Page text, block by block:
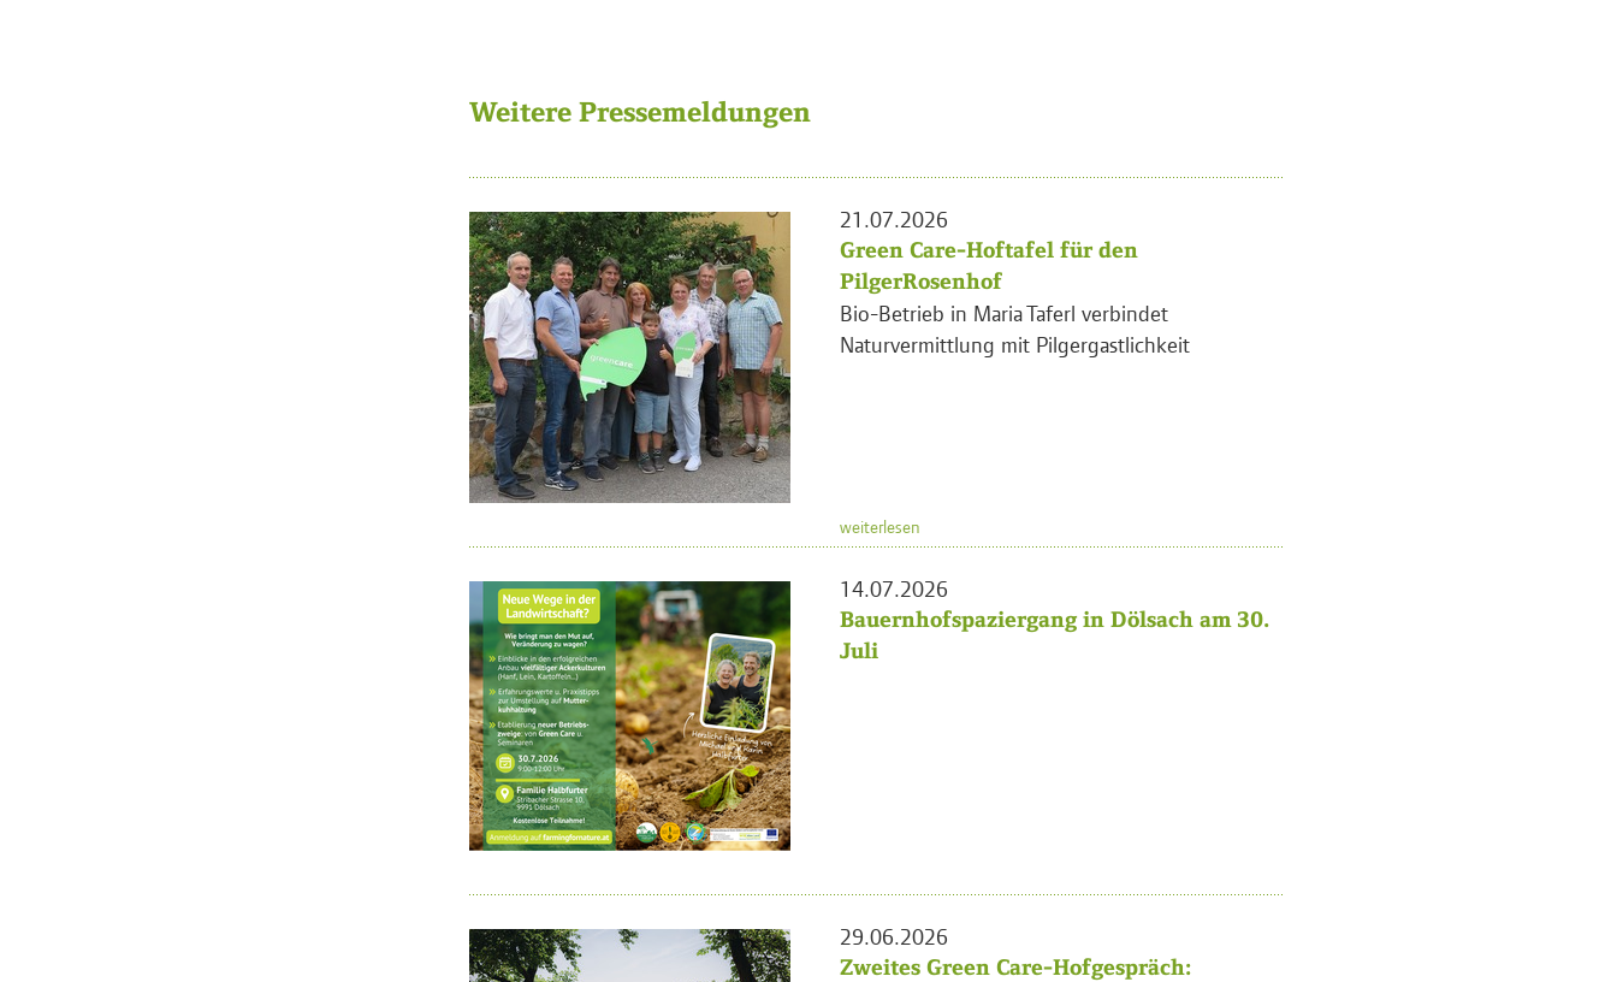
Weitere Pressemeldungen
21.07.2026
Green Care-Hoftafel für den
PilgerRosenhof
Bio-Betrieb in Maria Taferl verbindet
Naturvermittlung mit Pilgergastlichkeit
weiterlesen
14.07.2026
Bauernhofspaziergang in Dölsach am 30.
Juli
29.06.2026
Zweites Green Care-Hofgespräch: